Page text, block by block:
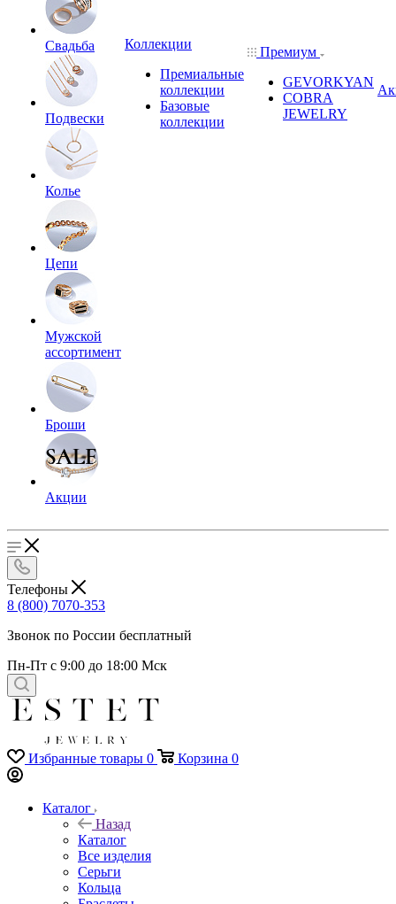
Свадьба
Подвески
Колье
Цепи
Мужской
ассортимент
Броши
Акции
Коллекции
Премиальные
коллекции
Базовые
коллекции
Премиум
GEVORKYAN
COBRA
JEWELRY
Телефоны
8 (800) 7070-353
Звонок по России бесплатный
Пн-Пт с 9:00 до 18:00 Мск
Избранные товары 0 Корзина 0
Каталог
Назад
Каталог
Все изделия
Серьги
Кольца